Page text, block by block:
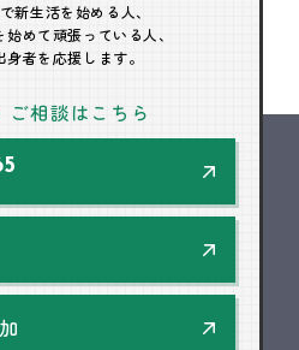
新生活を始める人、
めて頑張っている人、
者を応援します。
ご相談はこちら